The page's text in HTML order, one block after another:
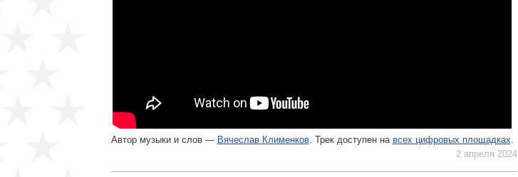
Автор музыки и слов — Вячеслав Клименков. Трек доступен на всех цифровых площадках
2 апреля 2024